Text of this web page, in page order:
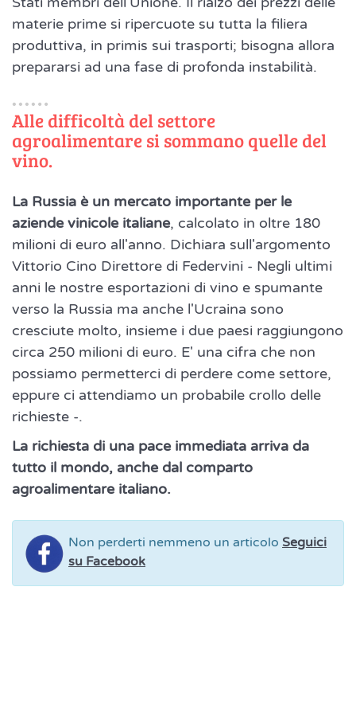
materie prime si ripercuote su tutta la filiera
produttiva, in primis sui trasporti; bisogna allora
prepararsi ad una fase di profonda instabilità.
Alle difficoltà del settore
agroalimentare si sommano quelle del
vino.
La Russia è un mercato importante per le
aziende vinicole italiane, calcolato in oltre 180
milioni di euro all'anno. Dichiara sull'argomento
Vittorio Cino Direttore di Federvini - Negli ultimi
anni le nostre esportazioni di vino e spumante
verso la Russia ma anche l'Ucraina sono
cresciute molto, insieme i due paesi raggiungono
circa 250 milioni di euro. E' una cifra che non
possiamo permetterci di perdere come settore,
eppure ci attendiamo un probabile crollo delle
richieste -.
La richiesta di una pace immediata arriva da
tutto il mondo, anche dal comparto
agroalimentare italiano.
Non perderti nemmeno un articolo Seguici
su Facebook